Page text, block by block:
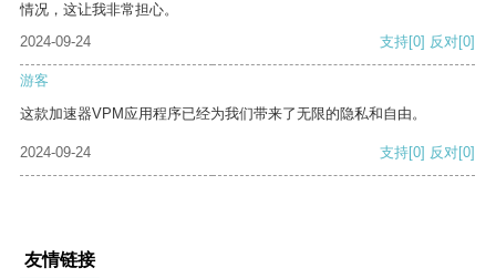
情况，这让我非常担心。
2024-09-24
支持[0] 反对[0]
游客
这款加速器VPM应用程序已经为我们带来了无限的隐私和自由。
2024-09-24 支持[0] 反对[0]
友情链接